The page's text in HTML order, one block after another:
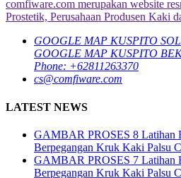
comfiware.com merupakan website
Prostetik, Perusahaan Produsen Kaki
GOOGLE MAP KUSPITO
GOOGLE MAP KUSPITO
Phone: +62811263370
cs@comfiware.com
LATEST NEWS
GAMBAR PROSES 8 Latihan
Berpegangan Kruk Kaki Palsu
GAMBAR PROSES 7 Latihan
Berpegangan Kruk Kaki Palsu